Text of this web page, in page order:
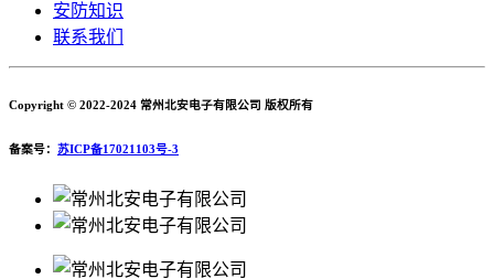
安防知识
联系我们
Copyright © 2022-2024 常州北安电子有限公司 版权所有
备案号： 苏ICP备17021103号-3